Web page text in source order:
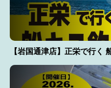
【岩国通津店】正栄で行く